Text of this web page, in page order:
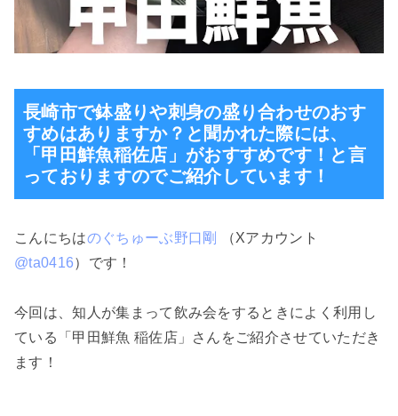
長崎市で鉢盛りや刺身の盛り合わせのおす
すめはありますか？と聞かれた際には、
「甲田鮮魚稲佐店」がおすすめです！と言
っておりますのでご紹介しています！
こんにちはのぐちゅーぶ野口剛
（Xアカウント
@ta0416）です！
今回は、知人が集まって飲み会をするときによく利用し
ている「甲田鮮魚 稲佐店」さんをご紹介させていただき
ます！